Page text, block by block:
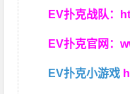
EV扑克战队：
EV扑克官网：
EV扑克小游戏